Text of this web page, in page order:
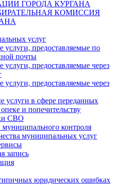
ГОРОДА КУРГАНА
КОМИССИЯ
услуг
предоставляемые по
почты
предоставляемые через
предоставляемые через
услуги в сфере переданных
и попечительству
СВО
контроля
муниципальных услуг
запись
юридических ошибках